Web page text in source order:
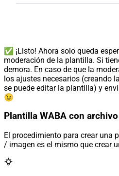
✅ ¡Listo! Ahora solo queda
moderación de la plantilla. Si
demora. En caso de que la
los ajustes necesarios (creando
se puede editar la plantilla) y
😉
Plantilla WABA con
El procedimiento para crear una
/ imagen es el mismo que crear